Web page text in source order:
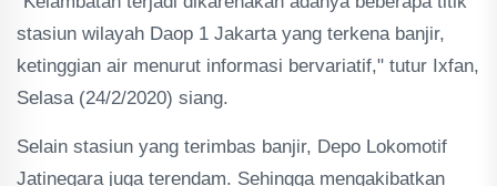
stasiun wilayah Daop 1 Jakarta yang terkena banjir,
ketinggian air menurut informasi bervariatif," tutur Ixfan,
Selasa (24/2/2020) siang.
Selain stasiun yang terimbas banjir, Depo Lokomotif
Jatinegara juga terendam. Sehingga mengakibatkan